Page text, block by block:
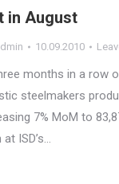
in August
10.09.2010
months in a row
steelmakers
7% MoM to
ISD’s…